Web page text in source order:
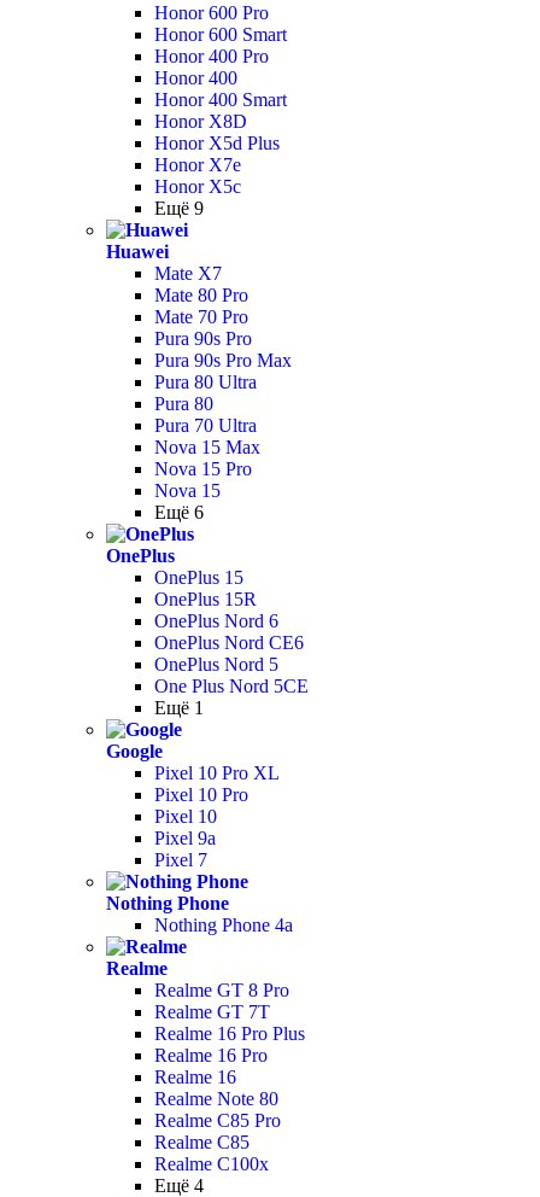
Honor 600 Pro
Honor 600 Smart
Honor 400 Pro
Honor 400
Honor 400 Smart
Honor X8D
Honor X5d Plus
Honor X7e
Honor X5c
Ещё 9
Huawei
Mate X7
Mate 80 Pro
Mate 70 Pro
Pura 90s Pro
Pura 90s Pro Max
Pura 80 Ultra
Pura 80
Pura 70 Ultra
Nova 15 Max
Nova 15 Pro
Nova 15
Ещё 6
OnePlus
OnePlus 15
OnePlus 15R
OnePlus Nord 6
OnePlus Nord CE6
OnePlus Nord 5
One Plus Nord 5CE
Ещё 1
Google
Pixel 10 Pro XL
Pixel 10 Pro
Pixel 10
Pixel 9a
Pixel 7
Nothing Phone
Nothing Phone 4a
Realme
Realme GT 8 Pro
Realme GT 7T
Realme 16 Pro Plus
Realme 16 Pro
Realme 16
Realme Note 80
Realme C85 Pro
Realme C85
Realme C100x
Ещё 4